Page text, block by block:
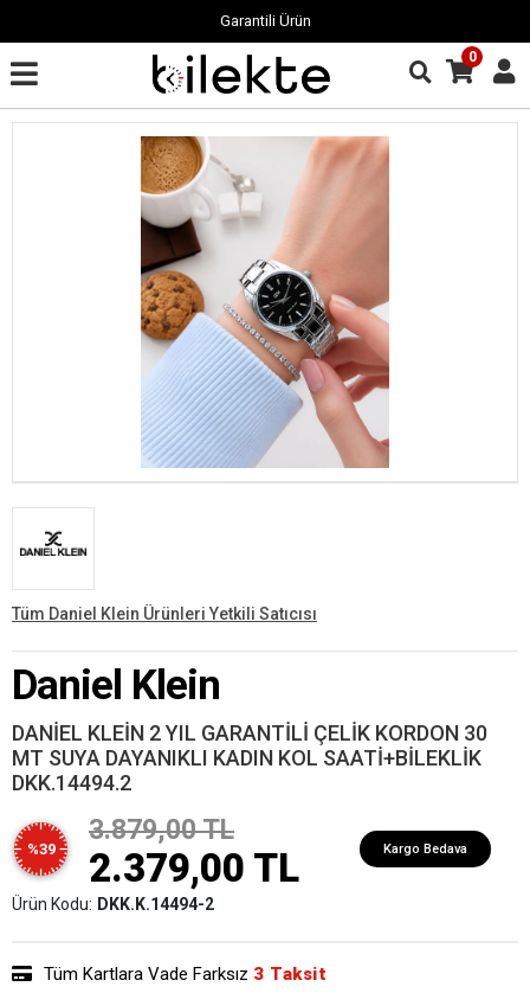
Garantili Ürün
0
Tüm Daniel Klein Ürünleri Yetkili Satıcısı
Daniel Klein
DANİEL KLEİN 2 YIL GARANTİLİ ÇELİK KORDON 30
MT SUYA DAYANIKLI KADIN KOL SAATİ+BİLEKLİK
DKK.14494.2
%39
3.879,00 TL
2.379,00 TL Kargo Bedava
Ürün Kodu: DKK.K.14494-2
Tüm Kartlara Vade Farksız 3 Taksit